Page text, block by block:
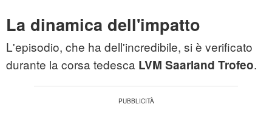
La dinamica dell'impatto
L'episodio, che ha dell'incredibile, si è verificato
durante la corsa tedesca LVM Saarland Trofeo.